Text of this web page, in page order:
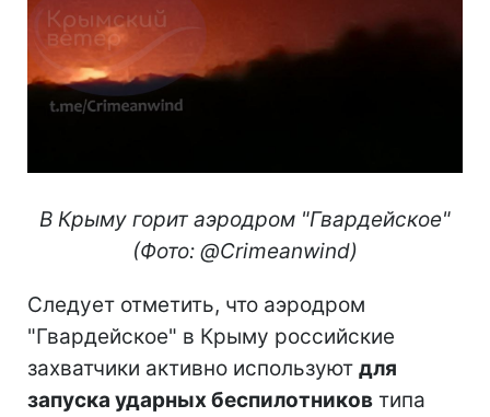
В Крыму горит аэродром "Гвардейское"
(Фото: @Crimeanwind)
Следует отметить, что аэродром
"Гвардейское" в Крыму российские
захватчики активно используют для
запуска ударных беспилотников типа